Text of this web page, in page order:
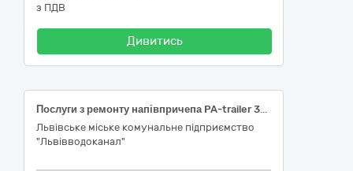
з ПДВ
Дивитись
Послуги з ремонту напівпричепа PA-trailer 30-2
Львівське міське комунальне підприємство
"Львівводоканал"